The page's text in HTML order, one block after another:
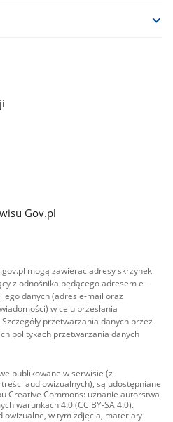
Gov.pl
mogą zawierać adresy skrzynek
z odnośnika będącego adresem e-
danych (adres e-mail oraz
w celu przesłania
przetwarzania danych przez
politykach przetwarzania danych
publikowane w serwisie (z
treści audiowizualnych), są udostępniane
Creative Commons: uznanie autorstwa
warunkach 4.0 (CC BY-SA 4.0).
w tym zdjęcia, materiały